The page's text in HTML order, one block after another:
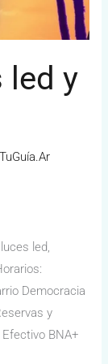
led y
TuGuía.Ar
led,
Democracia
y
BNA+